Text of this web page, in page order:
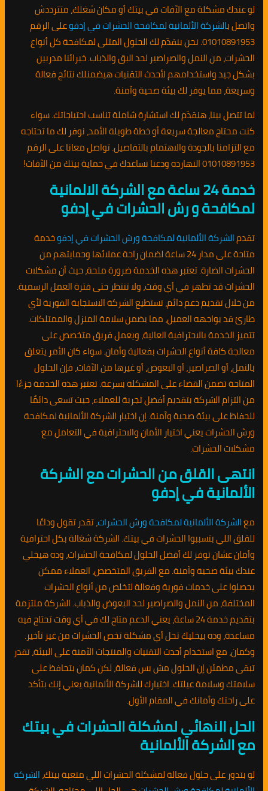
لو عندك مشكلة مع الآفات في بيتك أو مكان شغلك، متترددش
واتصل بالشركة الألمانية لمكافحة الحشرات في إدفوعلى الرقم
01010891953. نحن بنقدّم لك الحلول المثلى لمكافحة كل أنواع
الحشرات، من النمل والصراصير لحد البق والذباب. خبرائنا مدربين
بشكل جيد واستخدامهم لأحدث التقنيات هيضمنلك نتائج فعالة
وسريعة، مما يوفر لك بيئة صحية وآمنة.
لما تتصل بينا، هنقدّم لك استشارة شاملة تناسب احتياجاتك. سواء
كنت محتاج معالجة سريعة أو خطة طويلة الأمد، نوفر لك ما تحتاجه
مع التزامنا بالجودة والاهتمام بالتفاصيل. تواصل معانا على الرقم
01010891953 النهارده ودعنا نساعدك في حماية بيتك من الآفات!
خدمة 24 ساعة مع الشركة الالمانية
لمكافحة و رش الحشرات في إدفو
تقدمالشركة الألمانية لمكافحة ورش الحشرات في إدفوخدمة
متاحة على مدار 24 ساعة لضمان راحة عملائها وحمايتهم من
الحشرات الضارة. تعتبر هذه الخدمة ضرورة ملحة، حيث أن مشكلات
الحشرات قد تظهر في أي وقت، ولا تنتظر حتى فترة العمل الرسمية.
من خلال تقديم دعم دائم، تستطيع الشركة الاستجابة الفورية لأي
طارئ قد يواجهه العميل، مما يضمن سلامة المنزل والممتلكات.
تتميز الخدمة بالاحترافية العالية، ويعمل فريق متخصص على
معالجة كافة أنواع الحشرات بفعالية وأمان. سواء كان الأمر يتعلق
بالنمل، أو الصراصير، أو البعوض، أو غيرها من الآفات، فإن الحلول
المتاحة تضمن القضاء على المشكلة بسرعة. تعتبر هذه الخدمة جزءًا
من التزام الشركة بتقديم أفضل تجربة للعملاء، حيث تسعى دائمًا
للحفاظ على بيئة صحية وآمنة. إن اختيار الشركة الألمانية لمكافحة
ورش الحشرات يعني اختيار الأمان والاحترافية في التعامل مع
مشكلات الحشرات.
انتهى القلق من الحشرات مع الشركة
الألمانية في إدفو
معالشركة الألمانية لمكافحة ورش الحشرات، تقدر تقول وداعًا
للقلق اللي بتسببوا الحشرات في بيتك. الشركة شغالة بكل احترافية
وأمان عشان توفر لك أفضل الحلول لمكافحة الحشرات، وده هيخلي
عندك بيئة صحية وآمنة. مع الفريق المتخصص، العملاء ممكن
يحصلوا على خدمات فورية وفعالة لتخلص من أنواع الحشرات
المختلفة، من النمل والصراصير لحد البعوض والذباب. الشركة ملتزمة
بتقديم خدمة 24 ساعة، يعني الدعم متاح لك في أي وقت تحتاج فيه
مساعدة، وده بيخليك تحل أي مشكلة تخص الحشرات من غير تأخير.
وكمان، مع استخدام أحدث التقنيات والمنتجات الآمنة على البيئة، تقدر
تبقى مطمئن إن الحلول مش بس فعالة، لكن كمان بتحافظ على
سلامتك وسلامة عيلتك. اختيارك للشركة الألمانية يعني إنك بتأكد
على راحتك وأمانك في المقام الأول.
الحل النهائي لمشكلة الحشرات في بيتك
مع الشركة الألمانية
لو بتدور على حلول فعالة لمشكلة الحشرات اللي متعبة بيتك،الشركة